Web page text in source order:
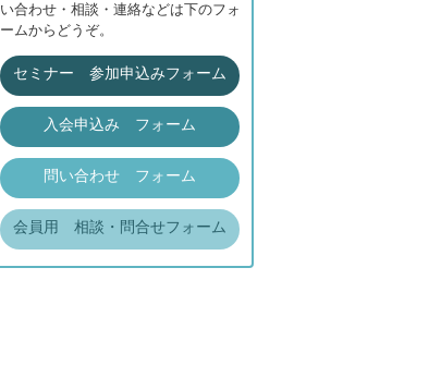
い合わせ・相談・連絡などは下のフォ
ームからどうぞ。
セミナー 参加申込みフォーム
入会申込み フォーム
問い合わせ フォーム
会員用 相談・問合せフォーム